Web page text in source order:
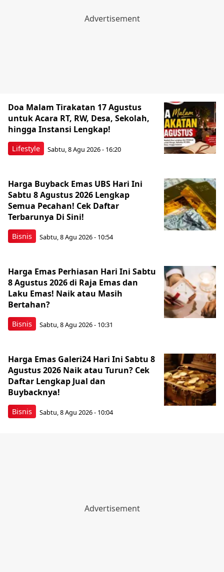
Lifestyle
Doa Malam Tirakatan 17 Agustus
untuk Acara RT, RW, Desa, Sekolah,
hingga Instansi Lengkap!
Sabtu, 8 Agu 2026 - 16:20
Bisnis
Harga Buyback Emas UBS Hari Ini
Sabtu 8 Agustus 2026 Lengkap
Semua Pecahan! Cek Daftar
Terbarunya Di Sini!
Sabtu, 8 Agu 2026 - 10:54
Bisnis
Harga Emas Perhiasan Hari Ini Sabtu
8 Agustus 2026 di Raja Emas dan
Laku Emas! Naik atau Masih
Bertahan?
Sabtu, 8 Agu 2026 - 10:31
Bisnis
Harga Emas Galeri24 Hari Ini Sabtu 8
Agustus 2026 Naik atau Turun? Cek
Daftar Lengkap Jual dan
Buybacknya!
Sabtu, 8 Agu 2026 - 10:04